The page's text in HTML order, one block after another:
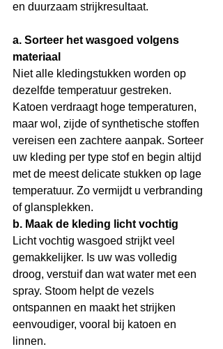
en duurzaam strijkresultaat.
a. Sorteer het wasgoed volgens
materiaal
Niet alle kledingstukken worden op
dezelfde temperatuur gestreken.
Katoen verdraagt hoge temperaturen,
maar wol, zijde of synthetische stoffen
vereisen een zachtere aanpak. Sorteer
uw kleding per type stof en begin altijd
met de meest delicate stukken op lage
temperatuur. Zo vermijdt u verbranding
of glansplekken.
b. Maak de kleding licht vochtig
Licht vochtig wasgoed strijkt veel
gemakkelijker. Is uw was volledig
droog, verstuif dan wat water met een
spray. Stoom helpt de vezels
ontspannen en maakt het strijken
eenvoudiger, vooral bij katoen en
linnen.